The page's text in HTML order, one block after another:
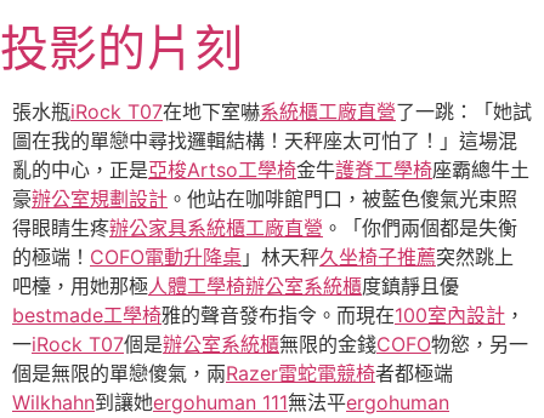
至
主
要
內
容
投影的片刻
張水瓶iRock T07在地下室嚇系統櫃工廠直營了一跳：「她試
圖在我的單戀中尋找邏輯結構！天秤座太可怕了！」這場混
亂的中心，正是亞梭Artso工學椅金牛護脊工學椅座霸總牛土
豪辦公室規劃設計 。他站在咖啡館門口，被藍色傻氣光束照
得眼睛生疼辦公家具系統櫃工廠直營 。「你們兩個都是失衡
的極端！ COFO電動升降桌 」林天秤久坐椅子推薦突然跳上
吧檯，用她那極人體工學椅辦公室系統櫃度鎮靜且優
bestmade工學椅雅的聲音發布指令。而現在100室內設計 ，
一iRock T07個是辦公室系統櫃無限的金錢COFO物慾，另一
個是無限的單戀傻氣，兩Razer雷蛇電競椅者都極端
Wilkhahn到讓她ergohuman 111無法平ergohuman